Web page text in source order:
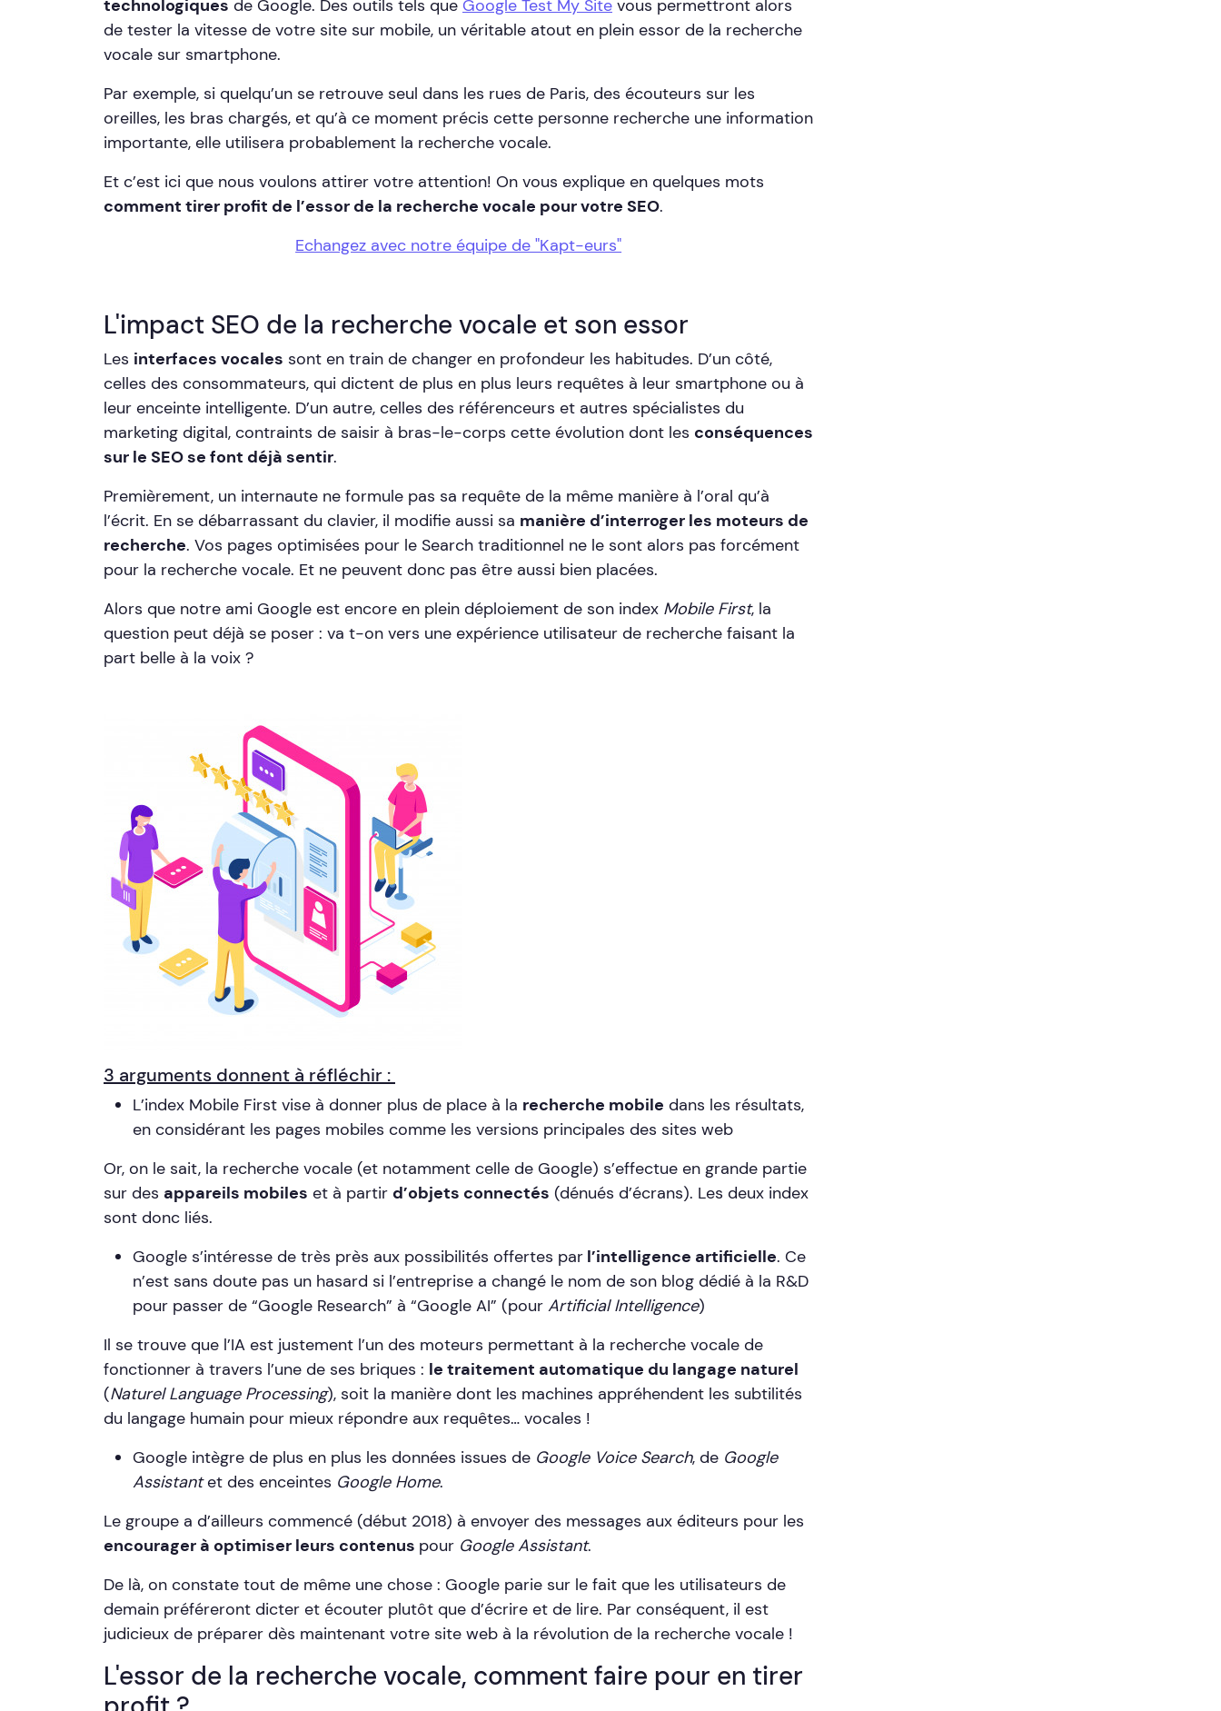
technologiques de Google. Des outils tels que Google Test My Site vous permettront alors
de tester la vitesse de votre site sur mobile, un véritable atout en plein essor de la recherche
vocale sur smartphone.
Par exemple, si quelqu’un se retrouve seul dans les rues de Paris, des écouteurs sur les
oreilles, les bras chargés, et qu’à ce moment précis cette personne recherche une information
importante, elle utilisera probablement la recherche vocale.
Et c’est ici que nous voulons attirer votre attention! On vous explique en quelques mots
comment tirer profit de l’essor de la recherche vocale pour votre SEO.
Echangez avec notre équipe de "Kapt-eurs"
L'impact SEO de la recherche vocale et son essor
Les interfaces vocales sont en train de changer en profondeur les habitudes. D’un côté,
celles des consommateurs, qui dictent de plus en plus leurs requêtes à leur smartphone ou à
leur enceinte intelligente. D’un autre, celles des référenceurs et autres spécialistes du
marketing digital, contraints de saisir à bras-le-corps cette évolution dont les conséquences
sur le SEO se font déjà sentir.
Premièrement, un internaute ne formule pas sa requête de la même manière à l’oral qu’à
l’écrit. En se débarrassant du clavier, il modifie aussi sa manière d’interroger les moteurs de
recherche. Vos pages optimisées pour le Search traditionnel ne le sont alors pas forcément
pour la recherche vocale. Et ne peuvent donc pas être aussi bien placées.
Alors que notre ami Google est encore en plein déploiement de son index Mobile First, la
question peut déjà se poser : va t-on vers une expérience utilisateur de recherche faisant la
part belle à la voix ?
3 arguments donnent à réfléchir :
L’index Mobile First vise à donner plus de place à la recherche mobile dans les résultats,
en considérant les pages mobiles comme les versions principales des sites web
Or, on le sait, la recherche vocale (et notamment celle de Google) s’effectue en grande partie
sur des appareils mobiles et à partir d’objets connectés (dénués d’écrans). Les deux index
sont donc liés.
Google s’intéresse de très près aux possibilités offertes par l’intelligence artificielle. Ce
n’est sans doute pas un hasard si l’entreprise a changé le nom de son blog dédié à la R&D
pour passer de “Google Research” à “Google AI” (pour Artificial Intelligence)
Il se trouve que l’IA est justement l’un des moteurs permettant à la recherche vocale de
fonctionner à travers l’une de ses briques : le traitement automatique du langage naturel
(Naturel Language Processing), soit la manière dont les machines appréhendent les subtilités
du langage humain pour mieux répondre aux requêtes… vocales !
Google intègre de plus en plus les données issues de Google Voice Search, de Google
Assistantet des enceintes Google Home.
Le groupe a d’ailleurs commencé (début 2018) à envoyer des messages aux éditeurs pour les
encourager à optimiser leurs contenus pour Google Assistant.
De là, on constate tout de même une chose : Google parie sur le fait que les utilisateurs de
demain préféreront dicter et écouter plutôt que d’écrire et de lire. Par conséquent, il est
judicieux de préparer dès maintenant votre site web à la révolution de la recherche vocale !
L'essor de la recherche vocale, comment faire pour en tirer